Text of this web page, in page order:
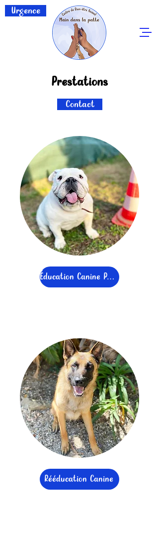
Urgence
Prestations
Contact
Éducation Canine Positive
Rééducation Canine